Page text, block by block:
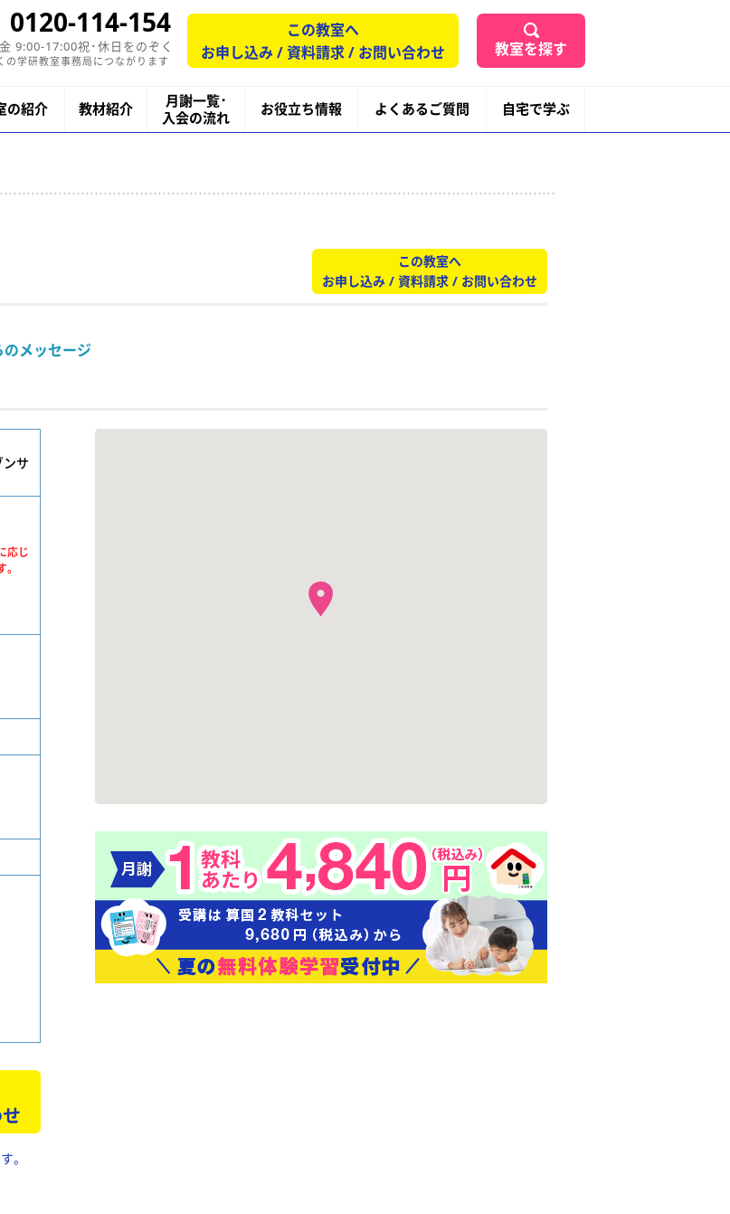
0120-114-154
9:00-17:00祝･休日をのぞく
の学研教室事務局につながります
この教室へ
お申し込み / 資料請求 / お問い合わせ
教室を探す
の紹介 教材紹介
月謝一覧･
入会の流れ
お役立ち情報 よくあるご質問 自宅で学ぶ
この教室へ
お申し込み / 資料請求 / お問い合わせ
のメッセージ
サ
応じ
。